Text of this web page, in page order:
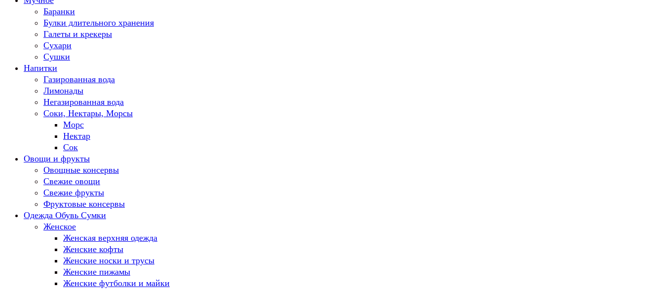
Баранки
Булки длительного хранения
Галеты и крекеры
Сухари
Сушки
Напитки
Газированная вода
Лимонады
Негазированная вода
Соки, Нектары, Морсы
Морс
Нектар
Сок
Овощи и фрукты
Овощные консервы
Свежие овощи
Свежие фрукты
Фруктовые консервы
Одежда Обувь Сумки
Женское
Женская верхняя одежда
Женские кофты
Женские носки и трусы
Женские пижамы
Женские футболки и майки